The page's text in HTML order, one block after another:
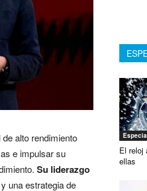
alto rendimiento
e impulsar su
Su liderazgo
y una estrategia de
El reloj
ellas